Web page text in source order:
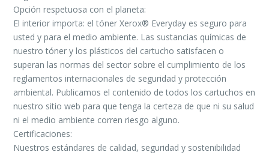
Opción respetuosa con el planeta:
El interior importa: el tóner Xerox® Everyday es seguro para
usted y para el medio ambiente. Las sustancias químicas de
nuestro tóner y los plásticos del cartucho satisfacen o
superan las normas del sector sobre el cumplimiento de los
reglamentos internacionales de seguridad y protección
ambiental. Publicamos el contenido de todos los cartuchos en
nuestro sitio web para que tenga la certeza de que ni su salud
ni el medio ambiente corren riesgo alguno.
Certificaciones:
Nuestros estándares de calidad, seguridad y sostenibilidad